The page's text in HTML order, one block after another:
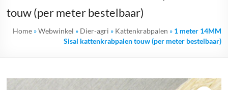
advies!
touw (per meter bestelbaar)
Home»Webwinkel » Dier-agri » Kattenkrabpalen » 1 meter 14MM
Sisal kattenkrabpalen touw (per meter bestelbaar)